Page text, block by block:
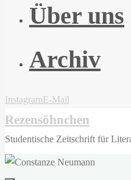
Über uns
Archiv
InstagramE-Mail
Rezensöhnchen
Studentische Zeitschrift für